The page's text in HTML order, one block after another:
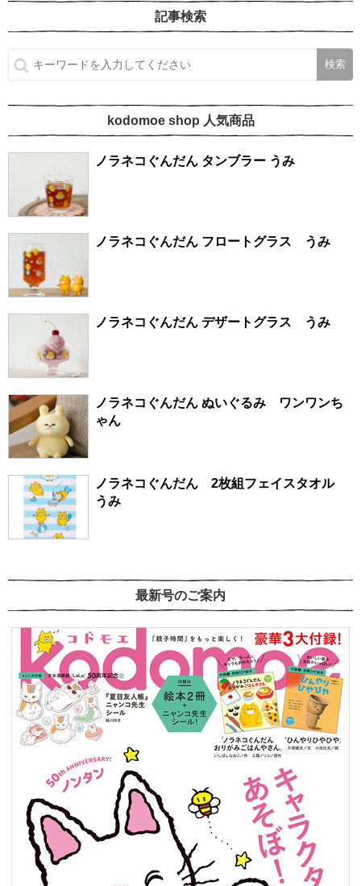
記事検索
kodomoe shop 人気商品
ノラネコぐんだん タンブラー うみ
ノラネコぐんだん フロートグラス うみ
ノラネコぐんだん デザートグラス うみ
ノラネコぐんだん ぬいぐるみ ワンワンち
ゃん
ノラネコぐんだん 2枚組フェイスタオル
うみ
最新号のご案内